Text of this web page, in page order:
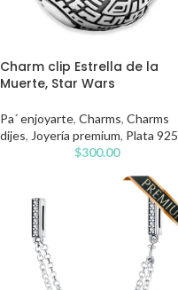
Charm clip Estrella de la
Muerte, Star Wars
Pa´ enjoyarte, Charms, Charms
dijes, Joyería premium, Plata 925
$300.00